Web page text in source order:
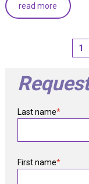
read more
1
Last name*
First name*